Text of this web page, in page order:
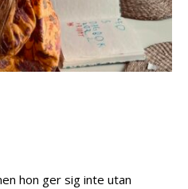
hon ger sig inte utan